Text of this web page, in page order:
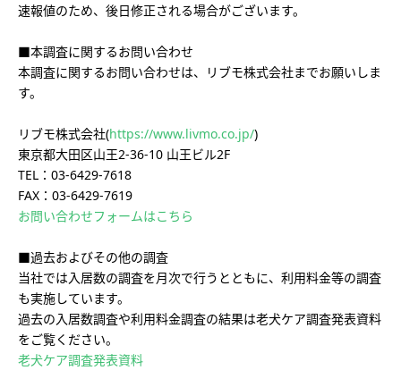
速報値のため、後日修正される場合がございます。
■本調査に関するお問い合わせ
本調査に関するお問い合わせは、リブモ株式会社までお願いしま
す。
リブモ株式会社(https://www.livmo.co.jp/)
東京都大田区山王2-36-10 山王ビル2F
TEL：03-6429-7618
FAX：03-6429-7619
お問い合わせフォームはこちら
■過去およびその他の調査
当社では入居数の調査を月次で行うとともに、利用料金等の調査
も実施しています。
過去の入居数調査や利用料金調査の結果は老犬ケア調査発表資料
をご覧ください。
老犬ケア調査発表資料